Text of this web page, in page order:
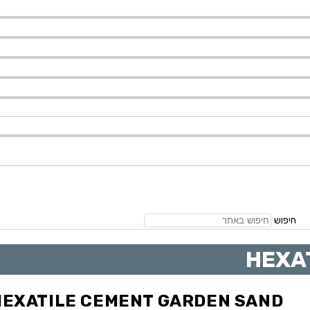
חיפוש
CEMENT GARDEN SAND